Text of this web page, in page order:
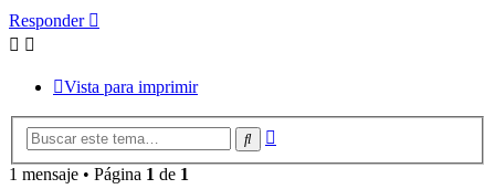
Responder
Vista para imprimir
Buscar
1 mensaje • Página 1 de 1